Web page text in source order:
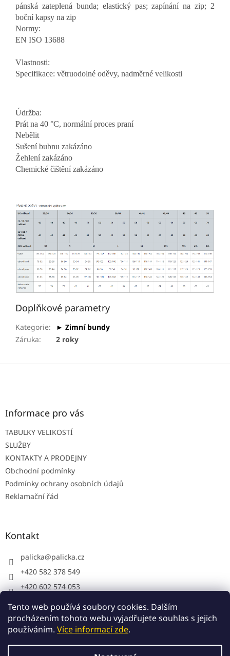
Tento web používá soubory cookies. Dalším
procházením tohoto webu vyjadřujete souhlas s jejich
používáním. Více informací zde.
pánská zateplená bunda; elastický pas; zapínání na zip; 2
boční kapsy na zip
Normy:
EN ISO 13688
Vlastnosti:
Specifikace: větruodolné oděvy, nadměrné velikosti
Údržba:
Prát na 40 °C, normální proces praní
Nebělit
Sušení bubnu zakázáno
Žehlení zakázáno
Chemické čištění zakázáno
Doplňkové parametry
Kategorie:
► Zimní bundy
Záruka: 2 roky
Z
Informace pro vás
TABULKY VELIKOSTÍ
SLUŽBY
KONTAKTY A PRODEJNY
Obchodní podmínky
Podmínky ochrany osobních údajů
Reklamační řád
Kontakt
palicka@palicka.cz
+420 582 378 549
+420 602 574 053
Palička s.r.o. - pracovní oděvy